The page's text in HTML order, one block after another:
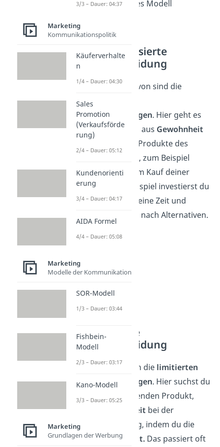
für ein bestimmtes Modell
Die habitualisierte
Kaufentscheidung
Das Gegenteil davon sind die
habitualisierten
Kaufentscheidungen. Hier geht es
um Waren, die du aus Gewohnheit
kauft. Es sind oft Produkte des
täglichen Bedarfs, zum Beispiel
Lebensmittel. Beim Kauf deiner
Brötchen zum Beispiel investierst du
für die Auswahl keine Zeit und
suchst auch nicht nach Alternativen.
Die limitierte
Kaufentscheidung
Dann gibt es noch die limitierten
Kaufentscheidungen. Hier suchst du
nach einem passenden Produkt,
Zeit bei der
Kaufentscheidung, indem du die
Auswahllimitierst.Das passiert oft
3/3 – Dauer: 04:37
Marketing
Kommunikationspolitik
Käuferverhalte
n
1/4 – Dauer: 04:30
Sales
Promotion
(Verkaufsförde
rung)
2/4 – Dauer: 05:12
Kundenorienti
erung
3/4 – Dauer: 04:17
AIDA Formel
4/4 – Dauer: 05:08
Marketing
Modelle der Kommunikation
SOR-Modell
1/3 – Dauer: 03:44
Fishbein-
Modell
2/3 – Dauer: 03:17
Kano-Modell
3/3 – Dauer: 05:25
Marketing
Grundlagen der Werbung